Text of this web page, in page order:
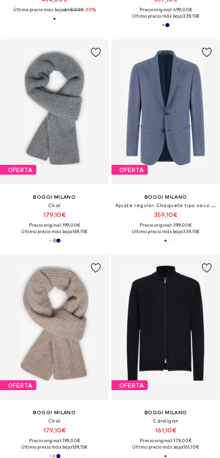
Último precio más bajo:649,00€-30%
Precio original: 499,00€
Último precio más bajo:339,15€
OFERTA
BOGGI MILANO
Chal
179,10€
Precio original: 199,00€
Último precio más bajo:169,15€
OFERTA
BOGGI MILANO
Ajuste regular Chaqueta tipo saco para negocios
359,10€
Precio original: 399,00€
Último precio más bajo:339,15€
OFERTA
BOGGI MILANO
Chal
179,10€
Precio original: 199,00€
Último precio más bajo:169,15€
OFERTA
BOGGI MILANO
Cárdigan
161,10€
Precio original: 179,00€
Último precio más bajo:161,10€